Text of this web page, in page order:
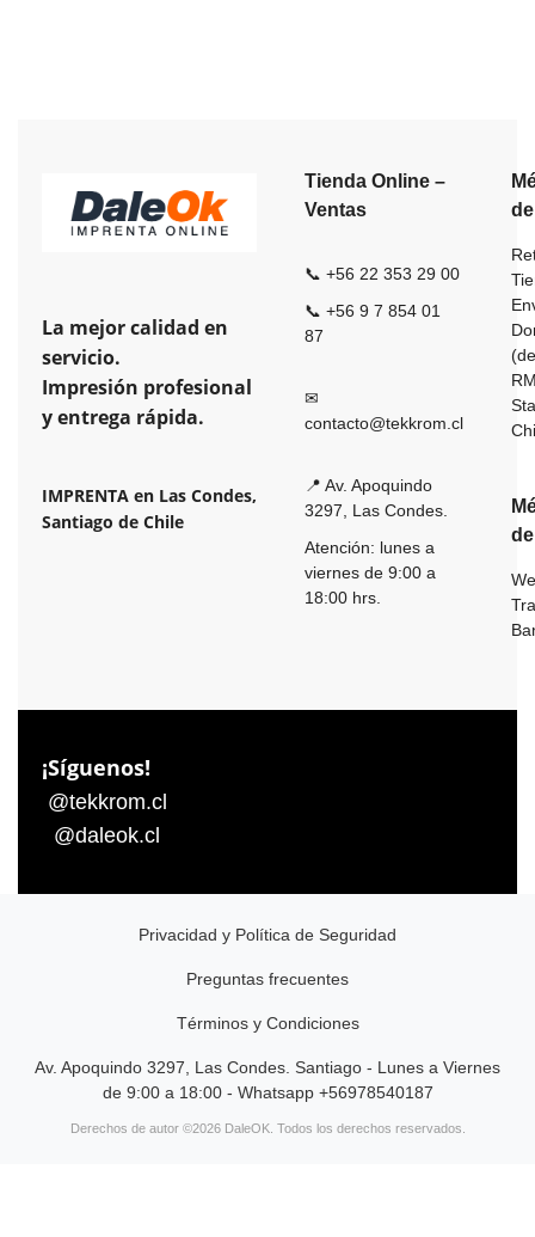
La mejor calidad en
servicio.
Impresión profesional
y entrega rápida.
IMPRENTA en Las Condes,
Santiago de Chile
Tienda Online –
Ventas
📞 +56 22 353 29 00
📞 +56 9 7 854 01
87
✉
contacto@tekkrom.cl
📍 Av. Apoquindo
3297, Las Condes.
Atención: lunes a
viernes de 9:00 a
18:00 hrs.
¡Síguenos!
@tekkrom.cl
@daleok.cl
Privacidad y Política de Seguridad
Preguntas frecuentes
Términos y Condiciones
Av. Apoquindo 3297, Las Condes. Santiago - Lunes a Viernes
de 9:00 a 18:00 - Whatsapp +56978540187
Derechos de autor ©2026 DaleOK. Todos los derechos reservados.